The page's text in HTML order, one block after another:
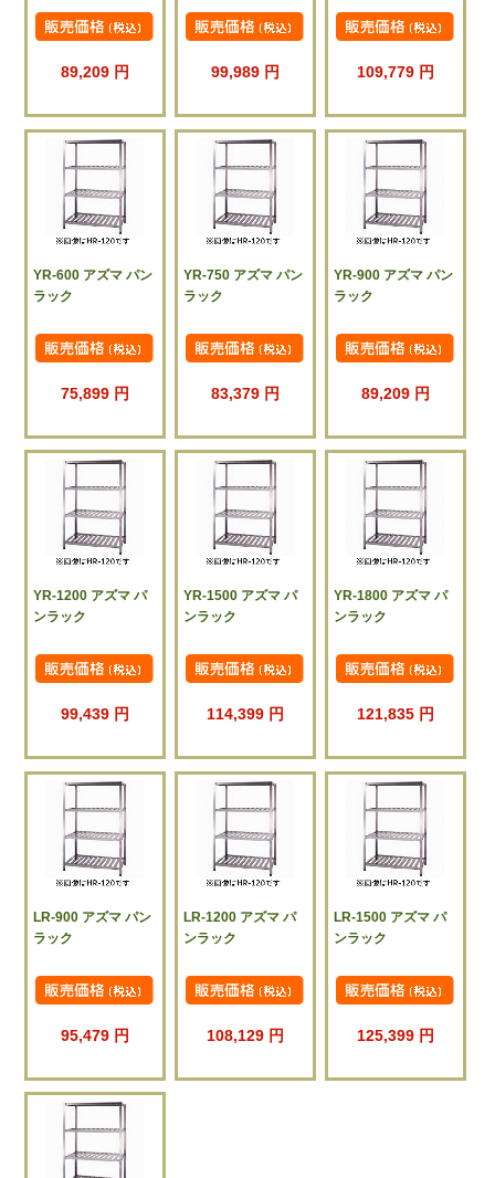
89,209 円 99,989 円 109,779 円
YR-600 アズマ パン
ラック
75,899 円
YR-750 アズマ パン
ラック
83,379 円
YR-900 アズマ パン
ラック
89,209 円
YR-1200 アズマ パ
ンラック
99,439 円
YR-1500 アズマ パ
ンラック
114,399 円
YR-1800 アズマ パ
ンラック
121,835 円
LR-900 アズマ パン
ラック
95,479 円
LR-1200 アズマ パ
ンラック
108,129 円
LR-1500 アズマ パ
ンラック
125,399 円